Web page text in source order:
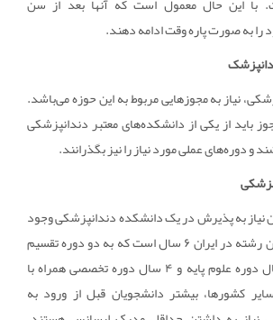
را به صورت پاره وقت ادامه دهند.
نیاز به مجوزهایی مربوط به این حوزه می‌باشد.
باید از یکی از دانشکده‌های معتبر دندانپزشکی
و دوره‌های عملی مورد نیاز را نیز بگذرانند.
به پذیرش در یک دانشکده دندانپزشکی وجود
دارد. دوره تحصیلی این رشته در ایران ۶ سال است که به دو دوره تقسیم
می‌شود و شامل ۲ سال دوره علوم پایه و ۴ سال دوره تخصصی همراه با
کشورها، بیشتر دانشجویان قبل از ورود به